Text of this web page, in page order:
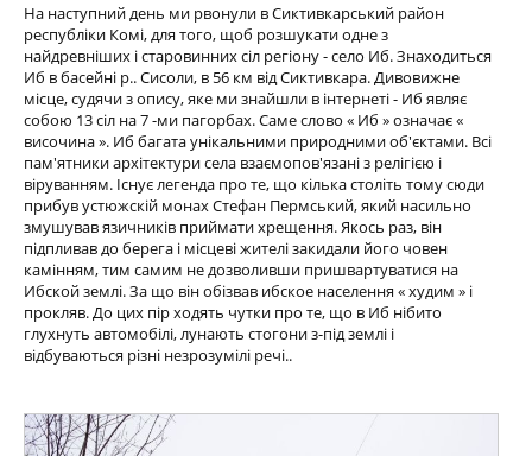
На наступний день ми рвонули в Сиктивкарський район
республіки Комі, для того, щоб розшукати одне з
найдревніших і старовинних сіл регіону - село Иб. Знаходиться
Иб в басейні р.. Сисоли, в 56 км від Сиктивкара. Дивовижне
місце, судячи з опису, яке ми знайшли в інтернеті - Иб являє
собою 13 сіл на 7 -ми пагорбах. Саме слово « Иб » означає «
височина ». Иб багата унікальними природними об'єктами. Всі
пам'ятники архітектури села взаємопов'язані з релігією і
віруванням. Існує легенда про те, що кілька століть тому сюди
прибув устюжскій монах Стефан Пермський, який насильно
змушував язичників приймати хрещення. Якось раз, він
підпливав до берега і місцеві жителі закидали його човен
камінням, тим самим не дозволивши пришвартуватися на
Ибской землі. За що він обізвав ибское населення « худим » і
прокляв. До цих пір ходять чутки про те, що в Иб нібито
глухнуть автомобілі, лунають стогони з-під землі і
відбуваються різні незрозумілі речі..